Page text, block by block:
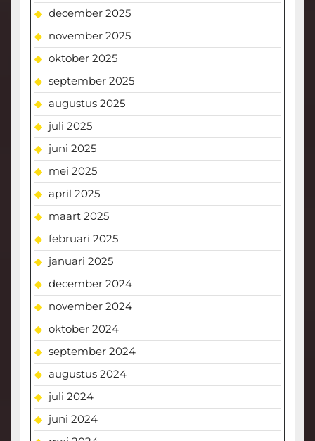
december 2025
november 2025
oktober 2025
september 2025
augustus 2025
juli 2025
juni 2025
mei 2025
april 2025
maart 2025
februari 2025
januari 2025
december 2024
november 2024
oktober 2024
september 2024
augustus 2024
juli 2024
juni 2024